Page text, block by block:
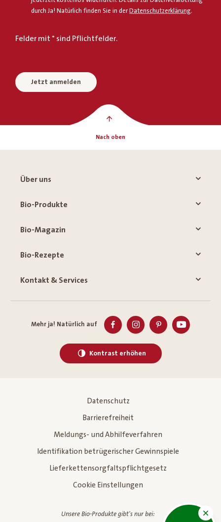
durch Ja! Natürlich finden Sie in derDatenschutzerklärung.
Felder mit * sind Pflichtfelder.
Jetzt anmelden
Nach oben
Über uns
Bio-Produkte
Bio-Magazin
Bio-Rezepte
Kontakt & Services
Mehr ja! Natürlich auf
Kontrast erhöhen
Datenschutz
Barrierefreiheit
Meldungs- und Abhilfeverfahren
Identifikation betrügerischer Gewinnspiele
Lieferkettensorgfaltspflichtgesetz
Cookie Einstellungen
Unsere Bio-Produkte gibt's nur bei: